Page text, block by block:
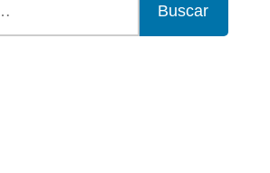
Buscar